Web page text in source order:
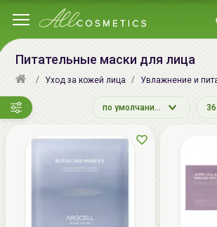
Питательные маски для лица
Уход за кожей лица Увлажнение и
по умолчанию 36